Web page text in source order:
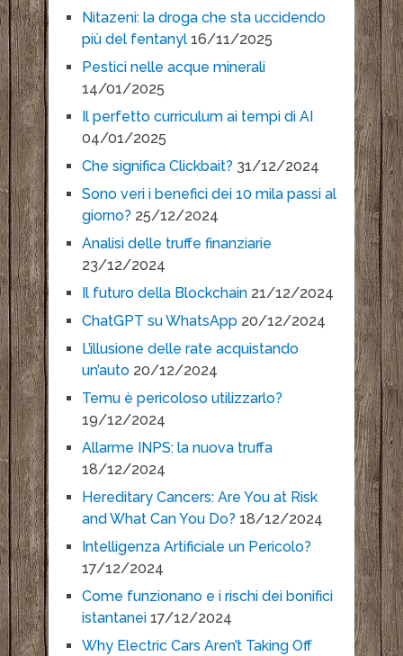
Nitazeni: la droga che sta uccidendo
più del fentanyl 16/11/2025
Pestici nelle acque minerali
14/01/2025
Il perfetto curriculum ai tempi di AI
04/01/2025
Che significa Clickbait? 31/12/2024
Sono veri i benefici dei 10 mila passi al
giorno? 25/12/2024
Analisi delle truffe finanziarie
23/12/2024
Il futuro della Blockchain 21/12/2024
ChatGPT su WhatsApp 20/12/2024
L’illusione delle rate acquistando
un’auto 20/12/2024
Temu è pericoloso utilizzarlo?
19/12/2024
Allarme INPS: la nuova truffa
18/12/2024
Hereditary Cancers: Are You at Risk
and What Can You Do? 18/12/2024
Intelligenza Artificiale un Pericolo?
17/12/2024
Come funzionano e i rischi dei bonifici
istantanei 17/12/2024
Why Electric Cars Aren’t Taking Off